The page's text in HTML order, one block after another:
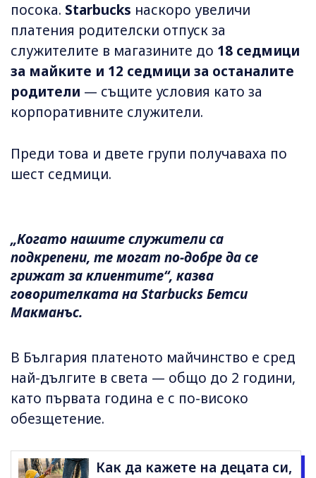
посока. Starbucks наскоро увеличи
платения родителски отпуск за
служителите в магазините до 18 седмици
за майките и 12 седмици за останалите
родители — същите условия като за
корпоративните служители.
Преди това и двете групи получаваха по
шест седмици.
„Когато нашите служители са
подкрепени, те могат по-добре да се
грижат за клиентите“, казва
говорителката на Starbucks Бетси
Макманъс.
В България платеното майчинство е сред
най-дългите в света — общо до 2 години,
като първата година е с по-високо
обезщетение.
Как да кажете на децата си,